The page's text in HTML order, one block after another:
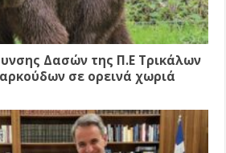
Δασών της Π.Ε Τρικάλων
σε ορεινά χωριά